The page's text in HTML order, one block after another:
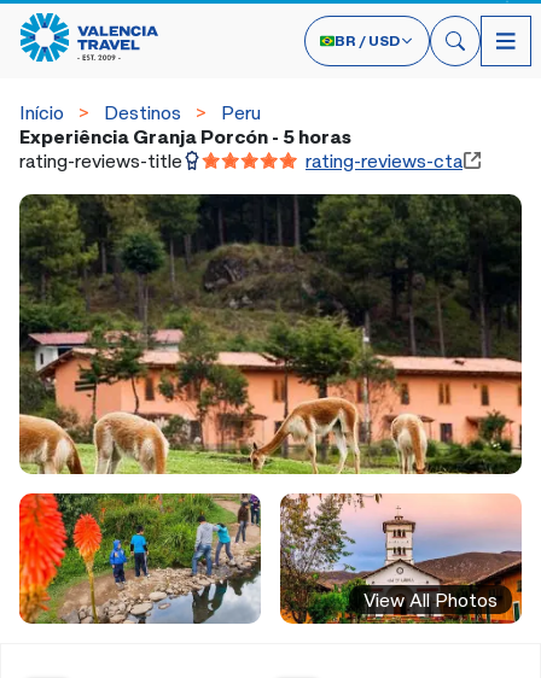
BR / USD
Início Destinos
Peru
Experiência Granja Porcón - 5 horas
rating-reviews-title
rating-reviews-cta
View All Photos